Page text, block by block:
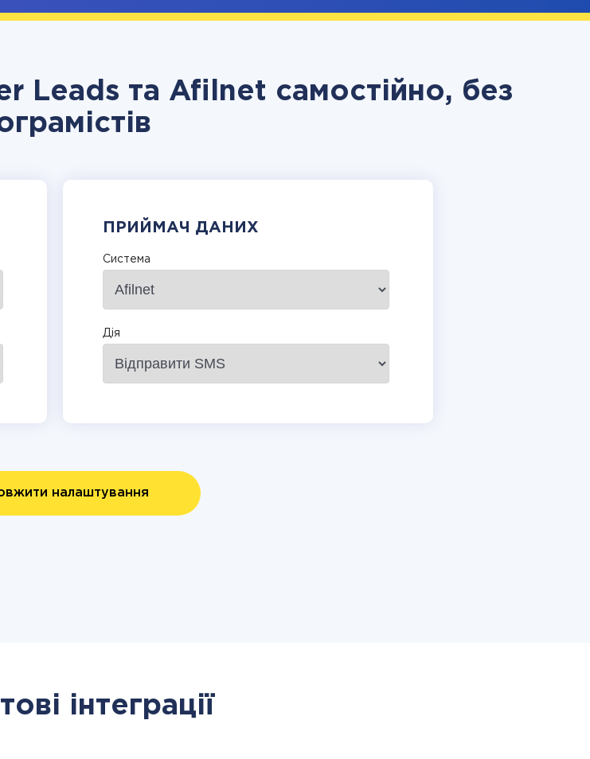
Leads та Afilnet самостійно, без
ПРИЙМАЧ ДАНИХ
Система
Дія
налаштування
інтеграції